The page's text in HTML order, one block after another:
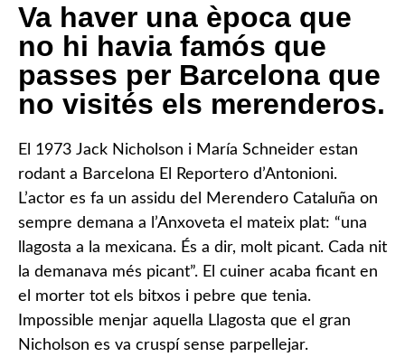
Va haver una època que
no hi havia famós que
passes per Barcelona que
no visités els merenderos.
El 1973 Jack Nicholson i María Schneider estan
rodant a Barcelona El Reportero d’Antonioni.
L’actor es fa un assidu del Merendero Cataluña on
sempre demana a l’Anxoveta el mateix plat: “una
llagosta a la mexicana. És a dir, molt picant. Cada nit
la demanava més picant”. El cuiner acaba ficant en
el morter tot els bitxos i pebre que tenia.
Impossible menjar aquella Llagosta que el gran
Nicholson es va cruspí sense parpellejar.